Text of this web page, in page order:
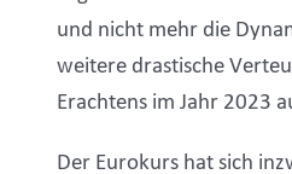
und nicht mehr die
weitere drastische
Erachtens im Jahr 2023
Der Eurokurs hat sich